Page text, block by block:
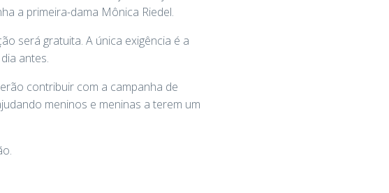
a primeira-dama Mônica Riedel.
será gratuita. A única exigência é a
antes.
contribuir com a campanha de
meninos e meninas a terem um